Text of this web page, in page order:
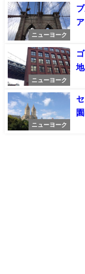
ニューヨーク
ニューヨーク
ニューヨーク